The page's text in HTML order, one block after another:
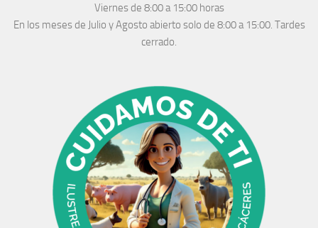
Viernes de 8:00 a 15:00 horas
En los meses de Julio y Agosto abierto solo de 8:00 a 15:00. Tardes
cerrado.